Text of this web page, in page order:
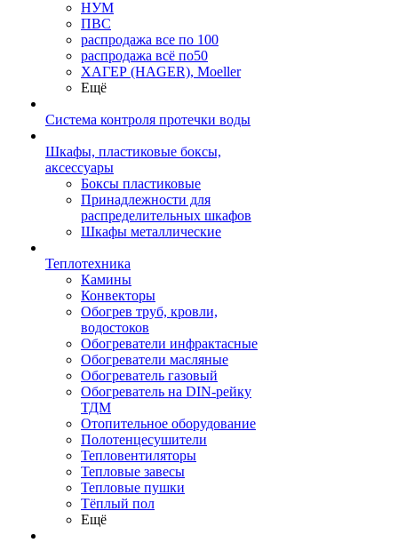
НУМ
ПВС
распродажа все по 100
распродажа всё по50
ХАГЕР (HAGER), Moeller
Ещё
Система контроля протечки воды
Шкафы, пластиковые боксы,
аксессуары
Боксы пластиковые
Принадлежности для
распределительных шкафов
Шкафы металлические
Теплотехника
Камины
Конвекторы
Обогрев труб, кровли,
водостоков
Обогреватели инфрактасные
Обогреватели масляные
Обогреватель газовый
Обогреватель на DIN-рейку
ТДМ
Отопительное оборудование
Полотенцесушители
Тепловентиляторы
Тепловые завесы
Тепловые пушки
Тёплый пол
Ещё